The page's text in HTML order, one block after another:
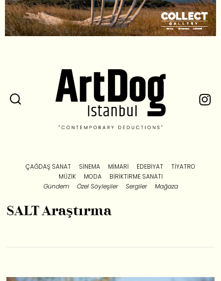
ÇAĞDAŞ SANAT SINEMA MIMARI EDEBIYAT
TIYATRO
MÜZIK
MODA
BIRIKTIRME SANATI
Gündem
Özel Söyleşiler Sergiler Mağaza
SALT Araştırma